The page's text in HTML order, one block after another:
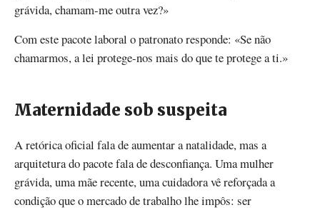
grávida, chamam-me outra vez?»
Com este pacote laboral o patronato responde: «Se não
chamarmos, a lei protege-nos mais do que te protege a ti.»
Maternidade sob suspeita
A retórica oficial fala de aumentar a natalidade, mas a
arquitetura do pacote fala de desconfiança. Uma mulher
grávida, uma mãe recente, uma cuidadora vê reforçada a
condição que o mercado de trabalho lhe impôs: ser